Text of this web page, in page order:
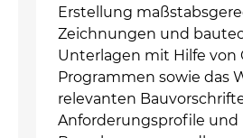
Erstellung
Zeichnungen und
Unterlagen mit Hilfe von
Programmen sowie das
relevanten
Anforderungsprofile und